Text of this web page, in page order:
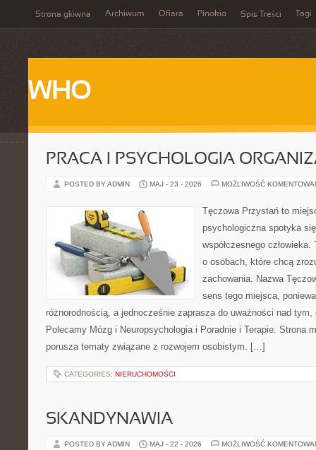
Strona główna Archiwum Ofiara Pinokio Spis Treści Tagi
WHO
PRACA I PSYCHOLOGIA
POSTED BY ADMIN MAJ - 23 - 2026 MOŻLIWOŚĆ
Tęczowa Przystań to
psychologiczna spotyka
współczesnego
o osobach, które chcą
zachowania. Nazwa
sens tego miejsca,
różnorodnością, a jednocześnie zaprasza do uważności nad tym,
Polecamy Mózg i Neuropsychologia i Poradnie i Terapie. Strona
porusza tematy związane z rozwojem osobistym. […]
CATEGORIES: NIERUCHOMOŚCI
SKANDYNAWIA
POSTED BY ADMIN MAJ - 22 - 2026 MOŻLIWOŚĆ